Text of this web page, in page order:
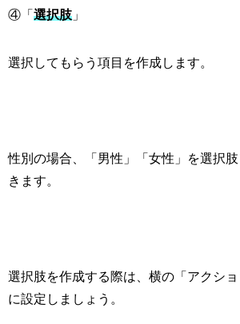
④「 選択肢 」
選択してもらう項目を作成します。
性別の場合、「男性」「女性」を選択
きます。
選択肢を作成する際は、横の「アクシ
に設定しましょう。